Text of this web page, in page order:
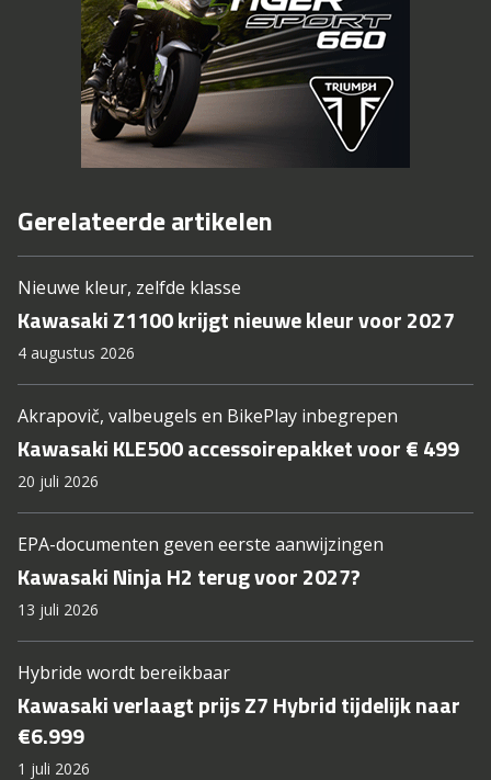
Gerelateerde artikelen
Nieuwe kleur, zelfde klasse
Kawasaki Z1100 krijgt nieuwe kleur voor 2027
4 augustus 2026
Akrapovič, valbeugels en BikePlay inbegrepen
Kawasaki KLE500 accessoirepakket voor € 499
20 juli 2026
EPA-documenten geven eerste aanwijzingen
Kawasaki Ninja H2 terug voor 2027?
13 juli 2026
Hybride wordt bereikbaar
Kawasaki verlaagt prijs Z7 Hybrid tijdelijk naar
€6.999
1 juli 2026